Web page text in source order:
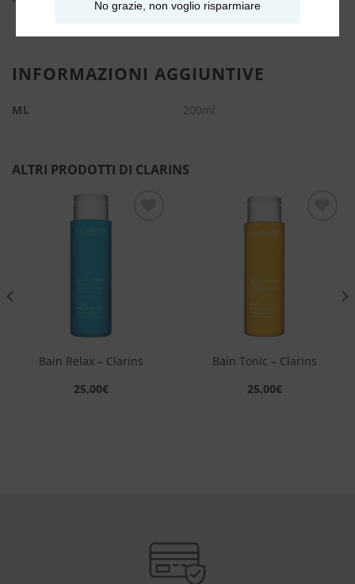
INFORMAZIONI AGGIUNTIVE
ML 200ml
ALTRI PRODOTTI DI CLARINS
Bain Relax – Clarins
25,00€
Bain Tonic – Clarins
25,00€
No grazie, non voglio risparmiare